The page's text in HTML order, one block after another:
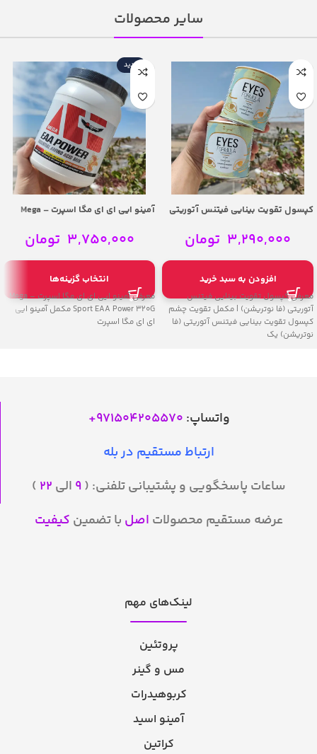
سایر محصولات
کپسول تقویت بینایی فیتنس آتوریتی
Capsules
3,290,000 تومان
افزودن به سبد خرید
معرفی کپسول تقویت بینایی فیتنس
آتوریتی (فا نوتریشن) | مکمل تقویت چشم
کپسول تقویت بینایی فیتنس آتوریتی (فا
نوتریشن) یک
جدید
آمینو ایی ای ای مگا اسپرت – Mega
3,750,000 تومان
انتخاب گزینه‌ها
معرفی آمینو ایی ای ای مگا اسپرت – Mega
Sport EAA Power 320G مکمل آمینو ایی
ای ای مگا اسپرت
واتساپ: 971504205570
+
ارتباط مستقیم در بله
ساعات پاسخگویی و پشتیبانی تلفنی: ( ۹ الی ۲۲ )
عرضه مستقیم محصولات اصل با تضمین کیفیت
لینک‌های مهم
پروتئین
مس و گینر
کربوهیدرات
آمینو اسید
کراتین